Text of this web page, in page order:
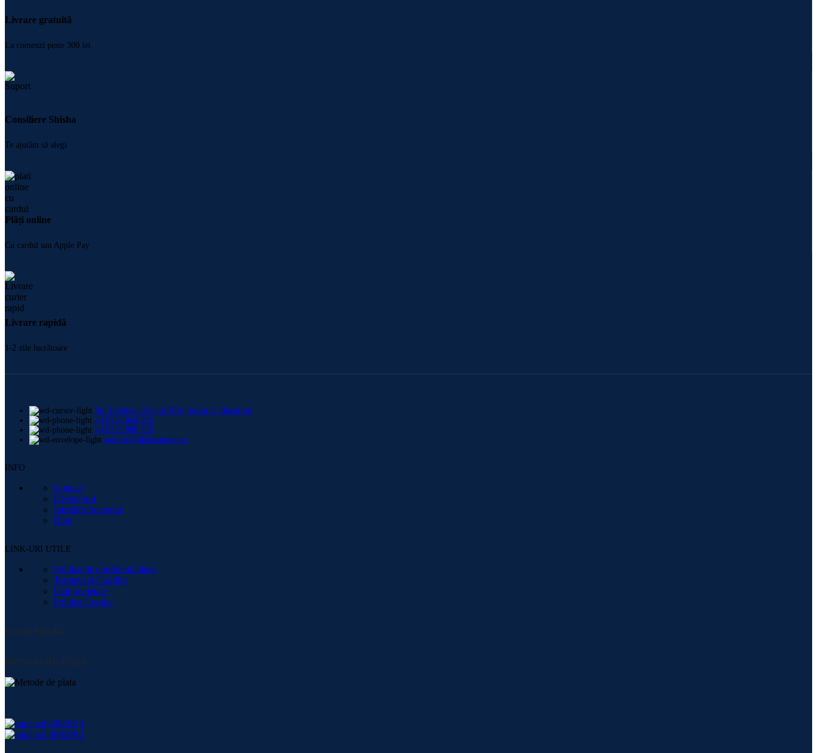
Livrare gratuită
La comenzi peste 300 lei
Consiliere Shisha
Te ajutăm să alegi
Plăți online
Cu cardul sau Apple Pay
Livrare rapidă
1-2 zile lucrătoare
Str. Frederic Chopin 30B, Sector 2, București
+4 0724 664 885
+4 0729 998 728
contact@shishamaster.ro
INFO
Contact
Despre noi
Intrebări frecvente
Blog
LINK-URI UTILE
Politică de confidențialitate
Termeni și Condiții
Date societate
Politica Cookie
Social Media:
Metode de plată: